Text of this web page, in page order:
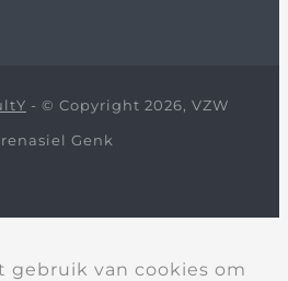
- © Copyright 2026, VZW
Genk
gebruik van cookies om